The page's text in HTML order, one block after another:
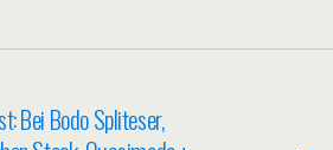
Bei Bodo Spliteser,